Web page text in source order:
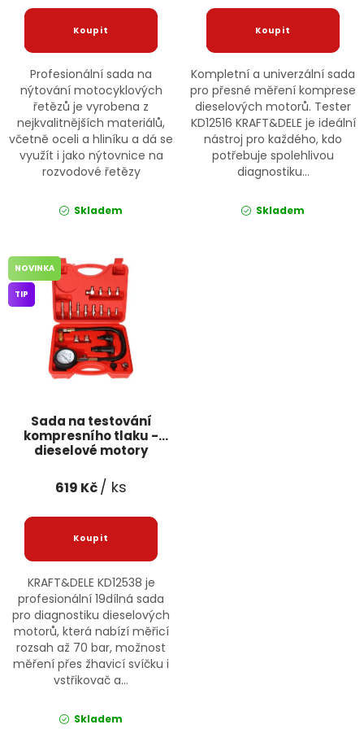
Profesionální sada na
nýtování motocyklových
řetězů je vyrobena z
nejkvalitnějších materiálů,
včetně oceli a hliníku a dá se
využít i jako nýtovnice na
rozvodové řetězy
Skladem
Kompletní a univerzální sada
pro přesné měření komprese
dieselových motorů. Tester
KD12516 KRAFT&DELE je ideální
nástroj pro každého, kdo
potřebuje spolehlivou
diagnostiku...
Skladem
Sada na testování
kompresního tlaku -
dieselové motory
NOVINKA
TIP
619 Kč/ ks
KRAFT&DELE KD12538 je
profesionální 19dílná sada
pro diagnostiku dieselových
motorů, která nabízí měřicí
rozsah až 70 bar, možnost
měření přes žhavicí svíčku i
vstřikovač a...
Skladem